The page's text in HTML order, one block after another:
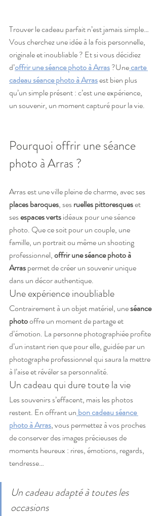
Trouver le cadeau parfait n’est jamais simple…
Vous cherchez une idée à la fois personnelle,
originale et inoubliable ? Et si vous décidiez
d’offrir une séance photo à Arras ?Unecarte
cadeau séance photo à Arras est bien plus
qu’un simple présent : c’est une expérience,
un souvenir, un moment capturé pour la vie.
Pourquoi offrir une séance
photo à Arras ?
Arras est une ville pleine de charme, avec ses
places baroques, ses ruelles pittoresques et
ses espaces verts idéaux pour une séance
photo. Que ce soit pour un couple, une
famille, un portrait ou même un shooting
professionnel, offrir une séance photo à
Arras permet de créer un souvenir unique
dans un décor authentique.
Une expérience inoubliable
Contrairement à un objet matériel, une séance
photo offre un moment de partage et
d’émotion. La personne photographiée profite
d’un instant rien que pour elle, guidée par un
photographe professionnel qui saura la mettre
à l’aise et révéler sa personnalité.
Un cadeau qui dure toute la vie
Les souvenirs s’effacent, mais les photos
restent. En offrant un bon cadeau séance
photo à Arras, vous permettez à vos proches
de conserver des images précieuses de
moments heureux : rires, émotions, regards,
tendresse…
Un cadeau adapté à toutes les
occasions